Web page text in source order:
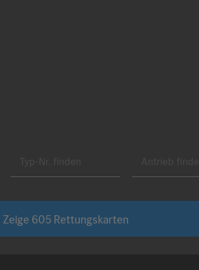
Zeige 605Rettungskarten